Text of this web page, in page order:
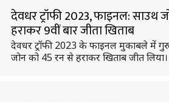
देवधर ट्रॉफी 2023, फाइनल: साउथ
हराकर 9वीं बार जीता खिताब
देवधर ट्रॉफी 2023 के फाइनल मुकाबले में
जोन को 45 रन से हराकर खिताब जीत लिया।